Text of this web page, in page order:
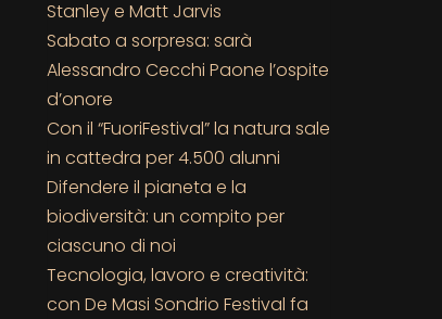
Stanley e Matt Jarvis
Sabato a sorpresa: sarà
Alessandro Cecchi Paone l’ospite
d’onore
Con il “FuoriFestival” la natura sale
in cattedra per 4.500 alunni
Difendere il pianeta e la
biodiversità: un compito per
ciascuno di noi
Tecnologia, lavoro e creatività:
con De Masi Sondrio Festival fa